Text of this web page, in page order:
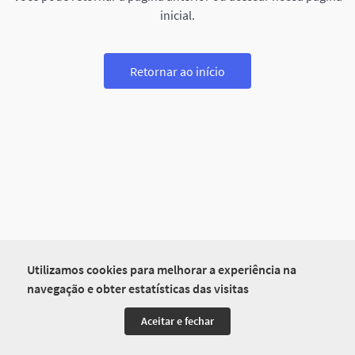
Utilizamos cookies para melhorar a experiência na
navegação e obter estatísticas das visitas
Aceitar e fechar
inicial.
Retornar ao início